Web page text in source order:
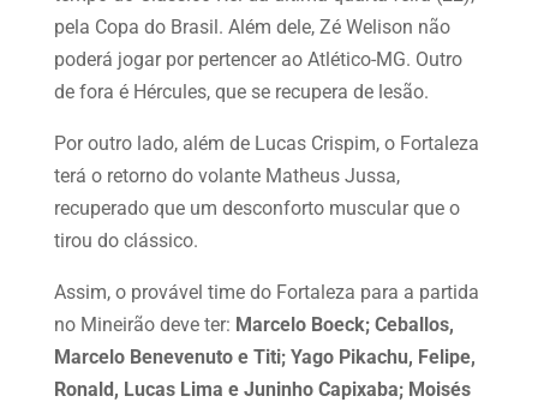
pela Copa do Brasil. Além dele, Zé Welison não
poderá jogar por pertencer ao Atlético-MG. Outro
de fora é Hércules, que se recupera de lesão.
Por outro lado, além de Lucas Crispim, o Fortaleza
terá o retorno do volante Matheus Jussa,
recuperado que um desconforto muscular que o
tirou do clássico.
Assim, o provável time do Fortaleza para a partida
no Mineirão deve ter: Marcelo Boeck; Ceballos,
Marcelo Benevenuto e Titi; Yago Pikachu, Felipe,
Ronald, Lucas Lima e Juninho Capixaba; Moisés